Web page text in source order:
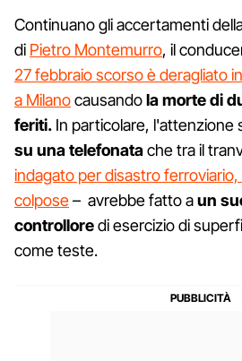
Continuano gli accertamenti
di Pietro Montemurro, il
27 febbraio scorso è deragliato
a Milanocausandola morte di
feriti. In particolare, l'attenzione
su una telefonatache tra il
indagato per disastro ferroviario,
colpose– avrebbe fatto aun
controlloredi esercizio di
come teste.